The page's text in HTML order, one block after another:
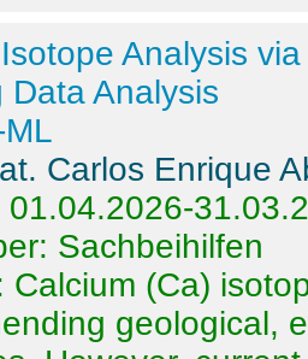
Analysis
Data Analysis
Carlos Enrique
01.04.2026-
Sachbeihilfen
Calcium (Ca)
geological,